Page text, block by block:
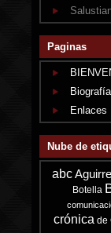
Paginas
Biografía
Enlaces
Nube de
abcAguirre
Botella
crónica de